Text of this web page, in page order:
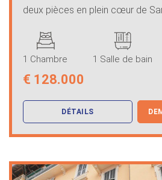
deux pièces en plein cœur de
1 Chambre 1 Salle de bain
€ 128.000
DÉTAILS